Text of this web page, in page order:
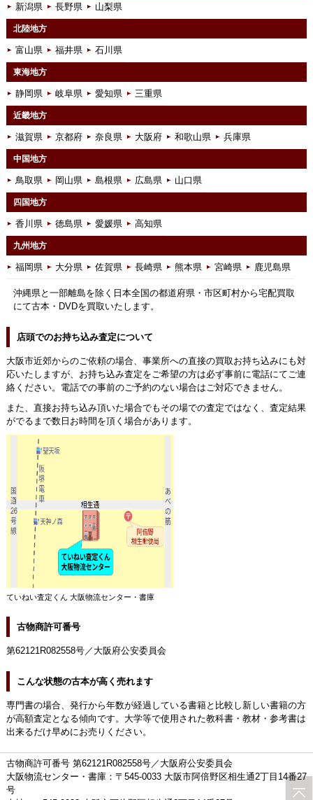
新潟県 長野県 山梨県
北陸地方
富山県 福井県 石川県
東海地方
静岡県 岐阜県 愛知県 三重県
近畿地方
滋賀県 京都府 奈良県 大阪府 和歌山県 兵庫県
中国地方
鳥取県 岡山県 島根県 広島県 山口県
四国地方
香川県 徳島県 愛媛県 高知県
九州地方
福岡県 大分県 佐賀県 長崎県 熊本県 宮崎県 鹿児島県
沖縄県と一部離島を除く日本全国の都道府県・市区町村から宅配買取
にて古本・DVDを買取いたします。
店頭でのお持ち込み査定について
大阪市近郊からのご依頼の場合、事業所への直接の買取お持ち込みにも対
応いたしますが、お持ち込み査定をご希望の方は必ず事前に電話にてご連
絡ください。電話での事前のご予約のない場合はご対応できません。
また、直接お持ち込み頂いた場合でもその場での査定ではなく、査定結果
がでるまで数日お時間を頂く場合があります。
ていねい査定くん 大阪物流センター・書庫
古物商許可番号
第62121R082558号／大阪府公安委員会
こんな状態の古本が高く売れます
専門書の場合、発行から年数が経過している書籍と比較し新しい書籍の方
が高額査定となる傾向です。大学等で使用された教科書・教材・参考書は
出来るだけ早めにお売りください。
古物商許可番号 第62121R082558号／大阪府公安委員会
大阪物流センター・書庫：〒545-0033 大阪市阿倍野区相生通2丁目14番27
号